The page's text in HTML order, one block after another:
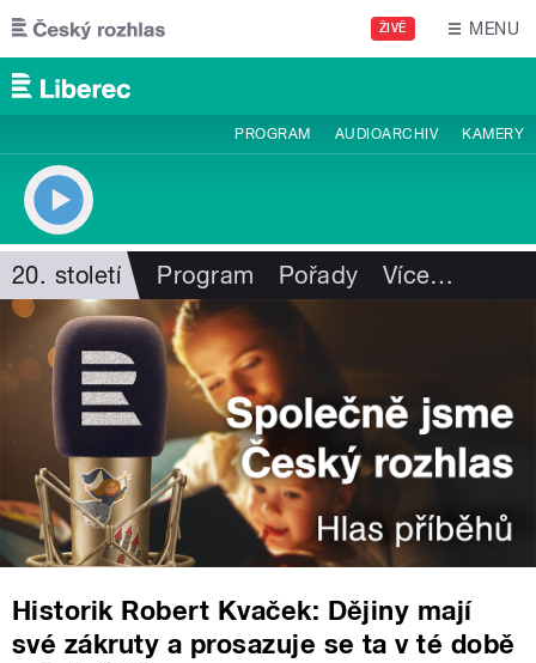
Přejít k hlavnímu obsahu
ŽIVĚ MENU
PROGRAM AUDIOARCHIV KAMERY
20. století Program Pořady Více…
Historik Robert Kvaček: Dějiny mají
své zákruty a prosazuje se ta v té době